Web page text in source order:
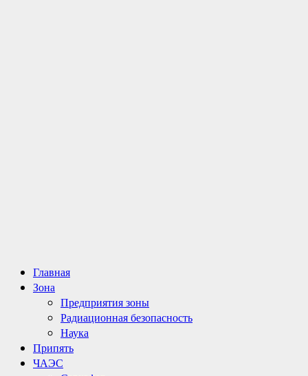
Основное
меню
Главная
Зона
Предприятия зоны
Радиационная безопасность
Наука
Припять
ЧАЭС